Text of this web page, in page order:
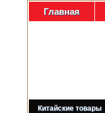
Главная
Китайские товары